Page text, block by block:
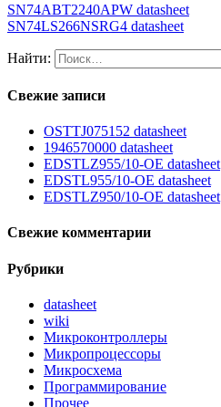
SN74ABT2240APW datasheet
SN74LS266NSRG4 datasheet
Найти:
Свежие записи
OSTTJ075152 datasheet
1946570000 datasheet
EDSTLZ955/10-OE datasheet
EDSTL955/10-OE datasheet
EDSTLZ950/10-OE datasheet
Свежие комментарии
Рубрики
datasheet
wiki
Микроконтроллеры
Микропроцессоры
Микросхема
Программирование
Прочее